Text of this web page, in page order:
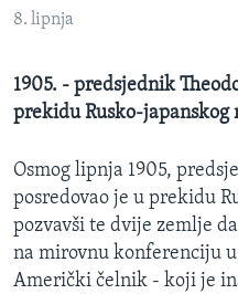
MAGAZIN
Learning English
PRATITE NAS
Jezici
8. lipnja
1905. - predsjednik
prekidu Rusko-japanskog
Osmog lipnja 1905,
posredovao je u prekidu
pozvavši te dvije zemlje
na mirovnu konferenciju
Američki čelnik - koji je